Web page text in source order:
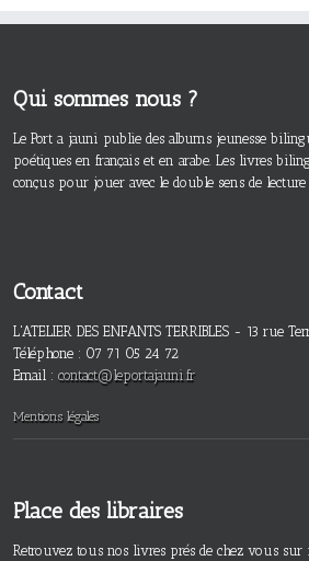
Qui sommes nous ?
Le Port a jauni publie des albums jeunesse
poétiques en français et en arabe. Les livres
conçus pour jouer avec le double sens de lecture
Contact
L'ATELIER DES ENFANTS TERRIBLES - 13 rue
Téléphone : 07 71 05 24 72
Email : contact@leportajauni.fr
Mentions légales
Place des libraires
Retrouvez tous nos livres prés de chez vous sur :